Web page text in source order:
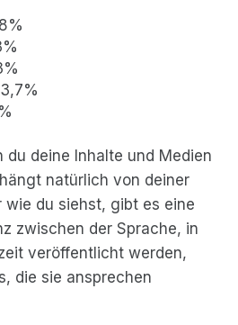
du deine Inhalte und Medien
natürlich von deiner
wie du siehst, gibt es eine
zwischen der Sprache, in
veröffentlicht werden,
die sie ansprechen